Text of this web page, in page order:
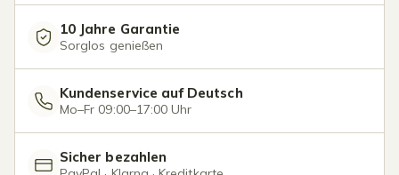
10 Jahre Garantie
Sorglos genießen
Kundenservice auf Deutsch
Mo–Fr 09:00–17:00 Uhr
Sicher bezahlen